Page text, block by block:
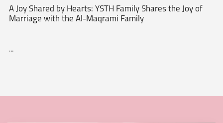
A Joy Shared by Hearts: YSTH Family Shares the Joy of
Marriage with the Al-Maqrami Family
...